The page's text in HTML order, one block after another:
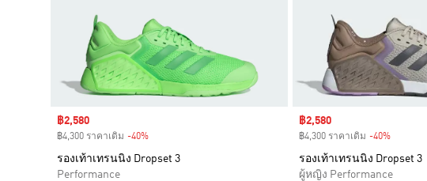
Sale price
฿2,580
฿4,300 ราคาเดิม -40%
รองเท้าเทรนนิง Dropset 3
Performance
Sale price
฿2,580
฿4,300 ราคาเดิม -40%Discount
รองเท้าเทรนนิง Dropset 3
ผู้หญิง Performance